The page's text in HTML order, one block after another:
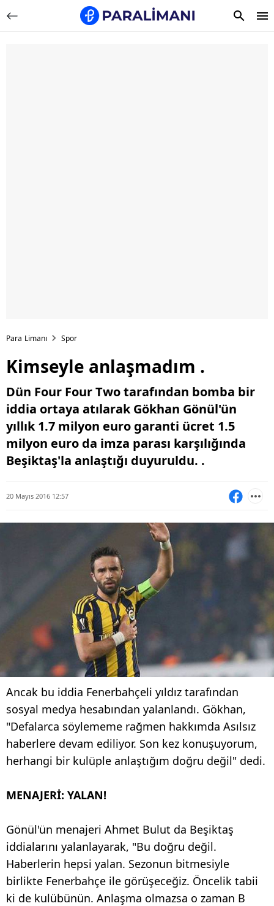
Para Limanı Spor
Kimseyle anlaşmadım .
Dün Four Four Two tarafından bomba bir
iddia ortaya atılarak Gökhan Gönül'ün
yıllık 1.7 milyon euro garanti ücret 1.5
milyon euro da imza parası karşılığında
Beşiktaş'la anlaştığı duyuruldu. .
20 Mayıs 2016 12:57
Ancak bu iddia Fenerbahçeli yıldız tarafından
sosyal medya hesabından yalanlandı. Gökhan,
"Defalarca söylememe rağmen hakkımda Asılsız
haberlere devam ediliyor. Son kez konuşuyorum,
herhangi bir kulüple anlaştığım doğru değil" dedi.
MENAJERİ: YALAN!
Gönül'ün menajeri Ahmet Bulut da Beşiktaş
iddialarını yalanlayarak, "Bu doğru değil.
Haberlerin hepsi yalan. Sezonun bitmesiyle
birlikte Fenerbahçe ile görüşeceğiz. Öncelik tabii
ki de kulübünün. Anlaşma olmazsa o zaman B